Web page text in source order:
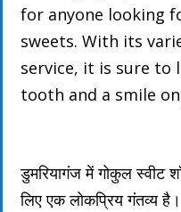
for anyone looking
sweets. With its
service, it is sure to
tooth and a smile
डुमरियागंज में गोकुल स्वीट
लिए एक लोकप्रिय गंतव्य